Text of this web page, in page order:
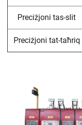
Preciżjoni tas-slit
Preciżjoni tat-taħriq